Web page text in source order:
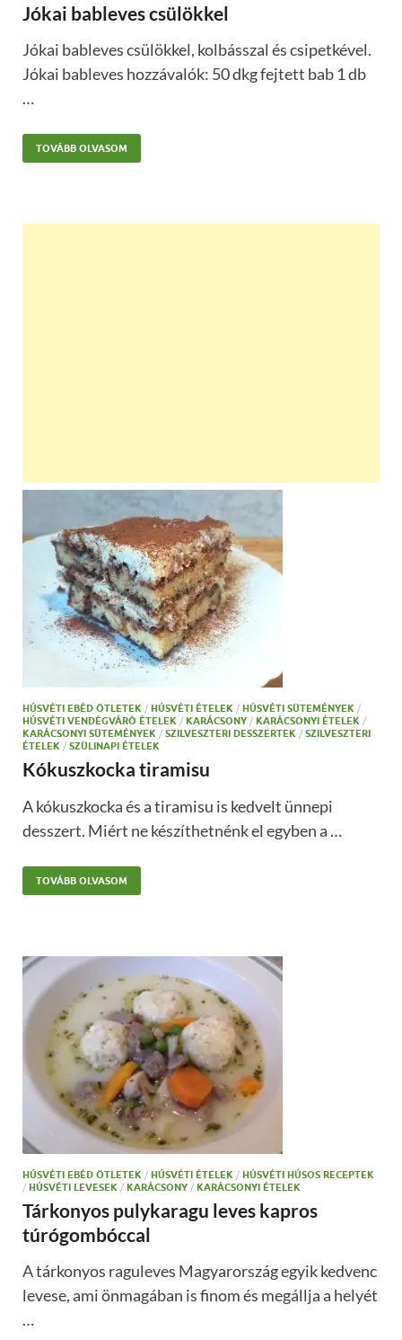
Jókai bableves csülökkel
Jókai bableves csülökkel, kolbásszal és csipetkével.
Jókai bableves hozzávalók: 50 dkg fejtett bab 1 db
…
TOVÁBB OLVASOM
HÚSVÉTI EBÉD ÖTLETEK / HÚSVÉTI ÉTELEK / HÚSVÉTI SÜTEMÉNYEK /
HÚSVÉTI VENDÉGVÁRÓ ÉTELEK / KARÁCSONY / KARÁCSONYI ÉTELEK /
KARÁCSONYI SÜTEMÉNYEK / SZILVESZTERI DESSZERTEK / SZILVESZTERI
ÉTELEK / SZÜLINAPI ÉTELEK
Kókuszkocka tiramisu
A kókuszkocka és a tiramisu is kedvelt ünnepi
desszert. Miért ne készíthetnénk el egyben a …
TOVÁBB OLVASOM
HÚSVÉTI EBÉD ÖTLETEK / HÚSVÉTI ÉTELEK / HÚSVÉTI HÚSOS RECEPTEK
/ HÚSVÉTI LEVESEK / KARÁCSONY / KARÁCSONYI ÉTELEK
Tárkonyos pulykaragu leves kapros
túrógombóccal
A tárkonyos raguleves Magyarország egyik kedvenc
levese, ami önmagában is finom és megállja a helyét
…